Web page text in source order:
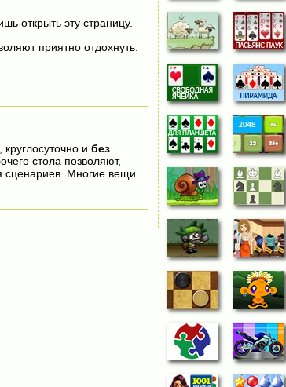
открыть эту страницу.
приятно отдохнуть.
, круглосуточно и без
стола позволяют,
сценариев. Многие вещи